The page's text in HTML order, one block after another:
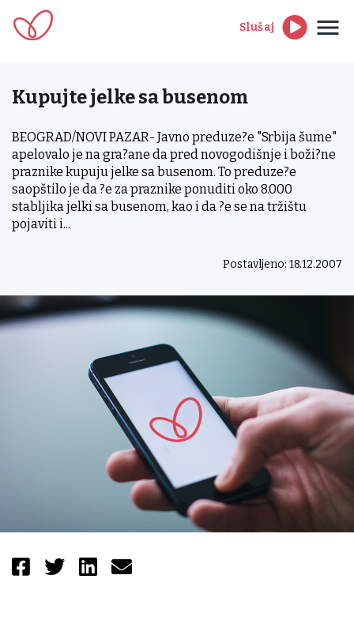
Slušaj
Kupujte jelke sa busenom
BEOGRAD/NOVI PAZAR- Javno preduze?e "Srbija šume"
apelovalo je na gra?ane da pred novogodišnje i boži?ne
praznike kupuju jelke sa busenom. To preduze?e
saopštilo je da ?e za praznike ponuditi oko 8.000
stabljika jelki sa busenom, kao i da ?e se na tržištu
pojaviti i...
Postavljeno: 18.12.2007